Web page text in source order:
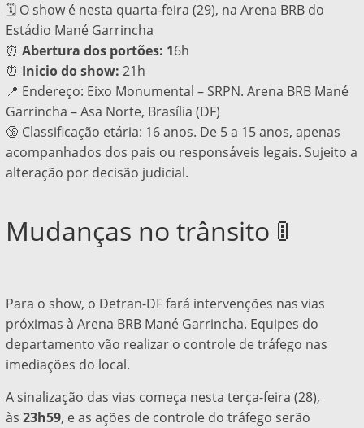
🗓️ O show é nesta quarta-feira (29), na Arena BRB do
Estádio Mané Garrincha
⏰ Abertura dos portões: 16h
⏰ Inicio do show: 21h
📍 Endereço: Eixo Monumental – SRPN. Arena BRB Mané
Garrincha – Asa Norte, Brasília (DF)
🔞 Classificação etária: 16 anos. De 5 a 15 anos, apenas
acompanhados dos pais ou responsáveis legais. Sujeito a
alteração por decisão judicial.
Mudanças no trânsito 🚦
Para o show, o Detran-DF fará intervenções nas vias
próximas à Arena BRB Mané Garrincha. Equipes do
departamento vão realizar o controle de tráfego nas
imediações do local.
A sinalização das vias começa nesta terça-feira (28),
às 23h59, e as ações de controle do tráfego serão